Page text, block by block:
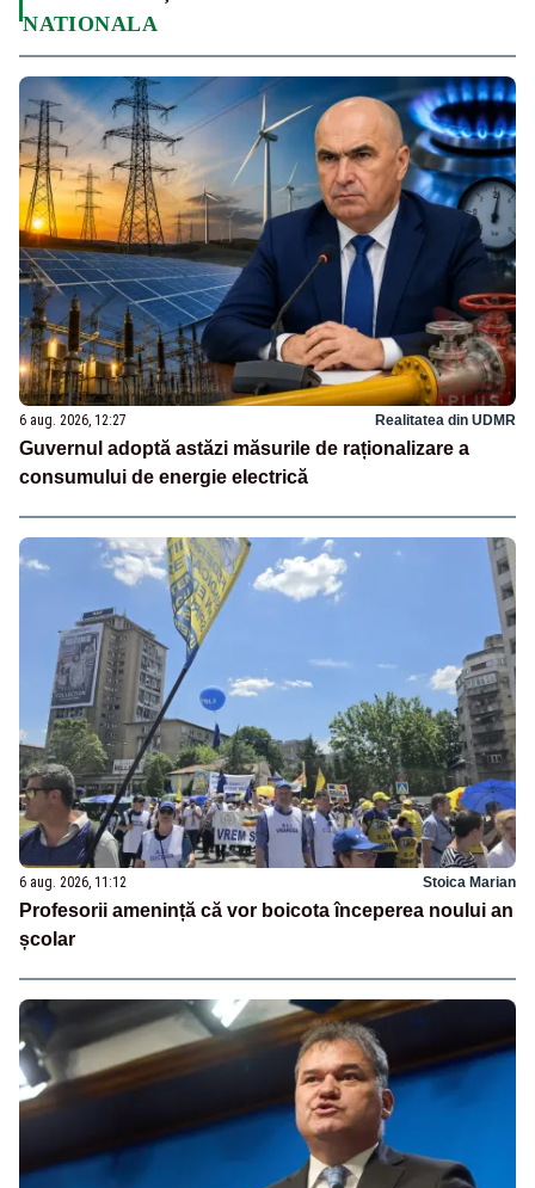
NATIONALA
6 aug. 2026, 12:27 Realitatea din UDMR
Guvernul adoptă astăzi măsurile de raționalizare a
consumului de energie electrică
6 aug. 2026, 11:12 Stoica Marian
Profesorii amenință că vor boicota începerea noului an
școlar